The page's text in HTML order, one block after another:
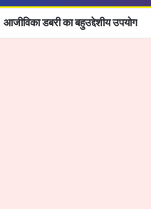
आजीविका डबरी का बहुउद्देशीय उपयोग